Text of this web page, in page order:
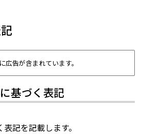
広告が含まれています。
基づく表記
記を記載します。